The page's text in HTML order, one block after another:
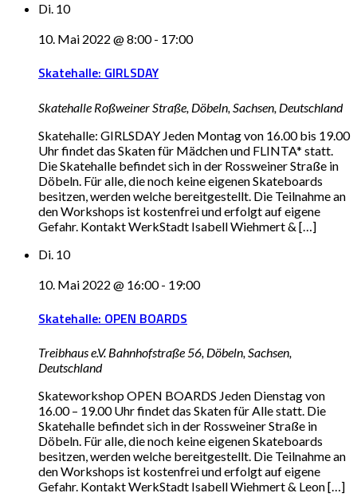
Di. 10
10. Mai 2022 @ 8:00- 17:00
Skatehalle: GIRLSDAY
Skatehalle Roßweiner Straße, Döbeln, Sachsen, Deutschland
Skatehalle: GIRLSDAY Jeden Montag von 16.00 bis 19.00
Uhr findet das Skaten für Mädchen und FLINTA* statt.
Die Skatehalle befindet sich in der Rossweiner Straße in
Döbeln. Für alle, die noch keine eigenen Skateboards
besitzen, werden welche bereitgestellt. Die Teilnahme an
den Workshops ist kostenfrei und erfolgt auf eigene
Gefahr. Kontakt WerkStadt Isabell Wiehmert & […]
Di. 10
10. Mai 2022 @ 16:00- 19:00
Skatehalle: OPEN BOARDS
Treibhaus e.V. Bahnhofstraße 56, Döbeln, Sachsen,
Deutschland
Skateworkshop OPEN BOARDS Jeden Dienstag von
16.00 – 19.00 Uhr findet das Skaten für Alle statt. Die
Skatehalle befindet sich in der Rossweiner Straße in
Döbeln. Für alle, die noch keine eigenen Skateboards
besitzen, werden welche bereitgestellt. Die Teilnahme an
den Workshops ist kostenfrei und erfolgt auf eigene
Gefahr. Kontakt WerkStadt Isabell Wiehmert & Leon […]